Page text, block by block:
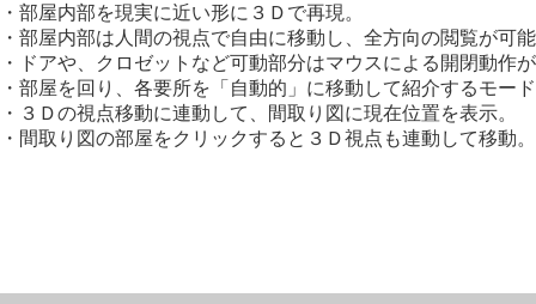
・部屋内部を現実に近い形に３Ｄで再現。
・部屋内部は人間の視点で自由に移動し、全方向の閲覧が可
・ドアや、クロゼットなど可動部分はマウスによる開閉動作
・部屋を回り、各要所を「自動的」に移動して紹介するモー
・３Ｄの視点移動に連動して、間取り図に現在位置を表示。
・間取り図の部屋をクリックすると３Ｄ視点も連動して移動。